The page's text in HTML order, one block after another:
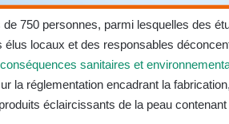
de 750 personnes, parmi lesquelles des
élus locaux et des responsables
sanitaires et
la réglementation encadrant la
éclaircissants de la peau